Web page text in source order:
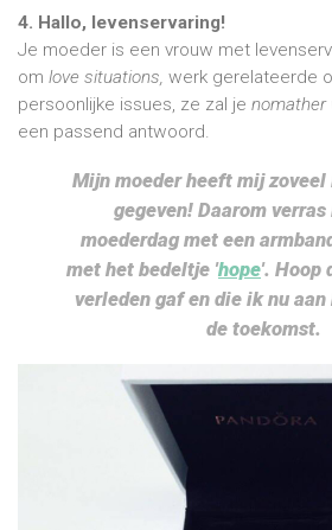
4. Hallo, levenservaring!
Je moeder is een vrouw met
om love situations, werk gerelateerde
persoonlijke issues, ze zal je nomather
een passend antwoord.
Mijn moeder heeft mij zoveel
gegeven! Daarom
moederdag met een
met het bedeltje 'hope'. Hoop
verleden gaf en die ik nu
de toekomst.